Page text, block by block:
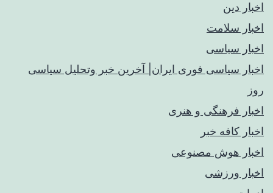
اخبار دین
اخبار سلامت
اخبار سیاسی
اخبار سیاسی فوری ایران| آخرین خبر وتحلیل سیاسی
روز
اخبار فرهنگی و هنری
اخبار کافه خبر
اخبار هوش مصنوعی
اخبار ورزشی